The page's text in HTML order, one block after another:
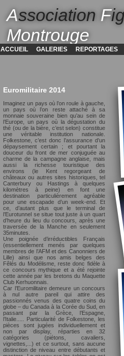
Association F
Montrouge
ACCUEIL GALERIES REPORTAGES
Euromilitaire 2014
Imaginez un pays où l’on roule à gauche,
un pays où l’on reste attaché à sa
monnaie souveraine bien qu’au sein de
l’Europe, un pays où la dégustation du
thé (ou de la bière, c’est selon) constitue
une véritable institution nationale.
Folkestone, c’est donc l’assurance d’un
dépaysement certain ; et pourtant la
douceur du front de mer conjuguée au
charme de la campagne anglaise, mais
aussi la richesse touristique des
environs (le Kent regorgeant de
châteaux ou autres sites historiques, tel
Canterbury ou Hastings à quelques
kilomètres à peine) en font une
destination particulièrement agréable
pour une escapade d’un week-end. Et
ce, d’autant plus que le terminal de
l’Eurotunnel se situe tout juste à un quart
d’heure du lieu du concours, après une
traversée de la Manche en seulement
35minutes.
Une poignée d’irréductibles Français
(essentiellement menés par quelques
membres de l’AFM et des Canonniers de
Lille) ainsi que nos amis belges des
Fêlés du Modélisme, reste donc fidèle à
ce concours mythique et a été rejointe
cette année par les bretons du Maquette
Club Kerhuonnais.
Car l’Euromilitaire demeure un concours
à nul autre pareil qui attire des
passionnés venus des quatre coins du
globe – du Canada à la Corée du Sud, en
passant par la Grèce, l’Espagne,
l’Italie..... Particularité de Folkestone, les
pièces sont jugées individuellement et
non par display, réparties en 32
catégories (piétons, cavaliers,
vignettes,...) et ce surtout, sans aucune
distinction de niveau entre débutants et